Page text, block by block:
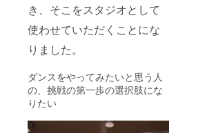
き、そこをスタジオとして
使わせていただくことにな
りました。
ダンスをやってみたいと思う人
の、挑戦の第一歩の選択肢にな
りたい